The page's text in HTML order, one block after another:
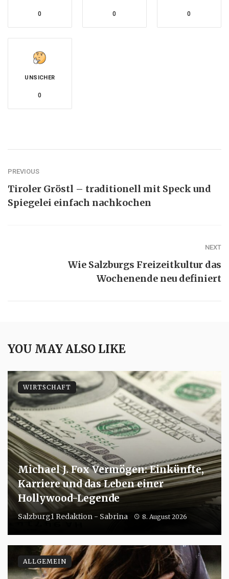
0 0 0
UNSICHER
0
PREVIOUS
Tiroler Gröstl – traditionell mit Speck und
Spiegelei einfach nachkochen
NEXT
Wie Salzburgs Freizeitkultur das
Wochenende neu definiert
YOU MAY ALSO LIKE
Michael J. Fox Vermögen: Einkünfte,
Karriere und das Leben einer
Hollywood-Legende
Salzburg1 Redaktion - Sabrina 8. August 2026
WIRTSCHAFT
ALLGEMEIN